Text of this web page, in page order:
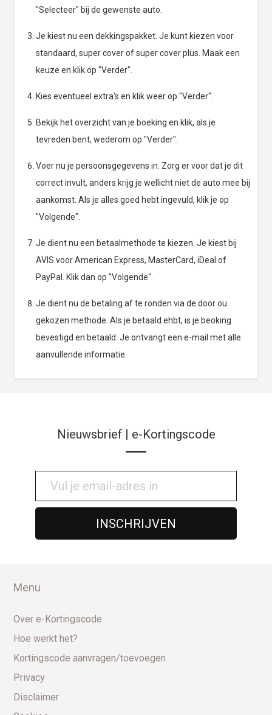
"Selecteer" bij de gewenste auto.
Je kiest nu een dekkingspakket. Je kunt kiezen voor
standaard, super cover of super cover plus. Maak een
keuze en klik op "Verder".
Kies eventueel extra's en klik weer op "Verder".
Bekijk het overzicht van je boeking en klik, als je
tevreden bent, wederom op "Verder".
Voer nu je persoonsgegevens in. Zorg er voor dat je dit
correct invult, anders krijg je wellicht niet de auto mee bij
aankomst. Als je alles goed hebt ingevuld, klik je op
"Volgende".
Je dient nu een betaalmethode te kiezen. Je kiest bij
AVIS voor American Express, MasterCard, iDeal of
PayPal. Klik dan op "Volgende".
Je dient nu de betaling af te ronden via de door ou
gekozen methode. Als je betaald ehbt, is je beoking
bevestigd en betaald. Je ontvangt een e-mail met alle
aanvullende informatie.
Nieuwsbrief | e-Kortingscode
Menu
Over e-Kortingscode
Hoe werkt het?
Kortingscode aanvragen/toevoegen
Privacy
Disclaimer